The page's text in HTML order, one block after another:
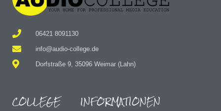
06421 8091130
info@audio-college.de
Dorfstraße 9, 35096 Weimar (Lahn)
COLLEGE INFORMATIONEN